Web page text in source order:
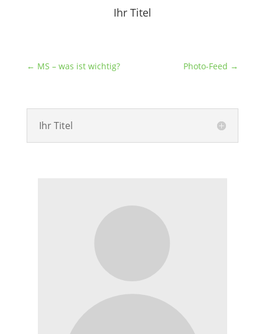
Ihr Titel
← MS – was ist wichtig? Photo-Feed →
Ihr Titel